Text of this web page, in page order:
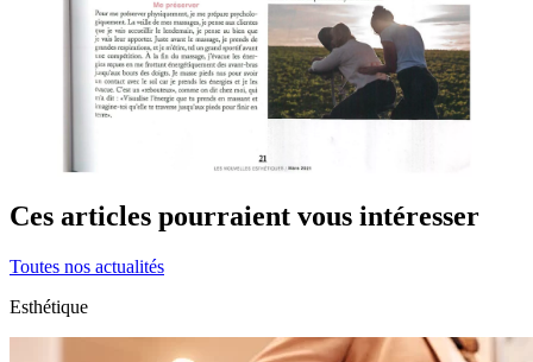
Ces articles pourraient vous intéresser
Toutes nos actualités
Esthétique